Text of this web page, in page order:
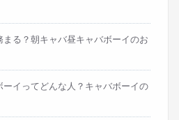
る？朝キャバ昼キャバボーイのお
イってどんな人？キャバボーイの